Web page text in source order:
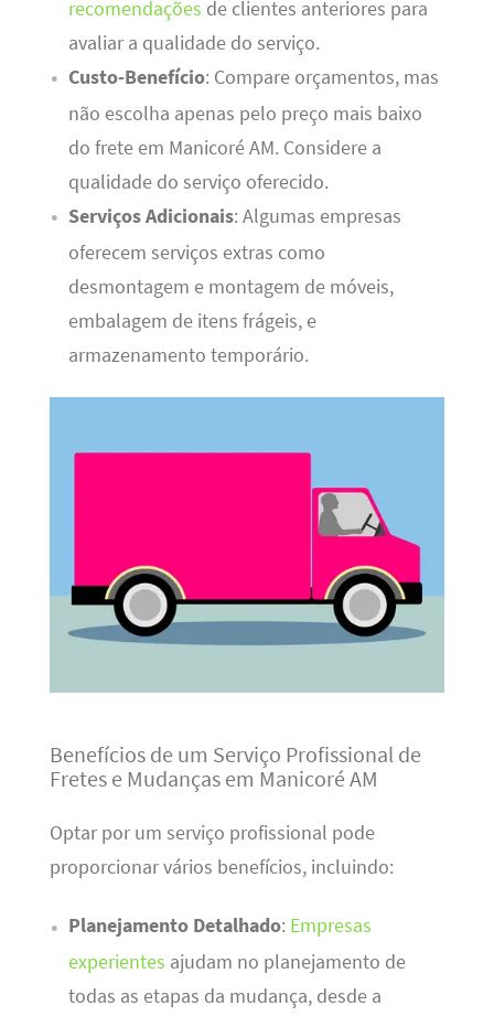
recomendações de clientes anteriores para
avaliar a qualidade do serviço.
Custo-Benefício: Compare orçamentos, mas
não escolha apenas pelo preço mais baixo
do frete em Manicoré AM. Considere a
qualidade do serviço oferecido.
Serviços Adicionais: Algumas empresas
oferecem serviços extras como
desmontagem e montagem de móveis,
embalagem de itens frágeis, e
armazenamento temporário.
Benefícios de um Serviço Profissional de
Fretes e Mudanças em Manicoré AM
Optar por um serviço profissional pode
proporcionar vários benefícios, incluindo:
Planejamento Detalhado: Empresas
experientes ajudam no planejamento de
todas as etapas da mudança, desde a